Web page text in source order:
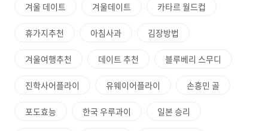
겨울 데이트 겨울데이트 카타르 월드컵
휴가지추천 아침사과 김장방법
겨울여행추천 데이트 추천 블루베리 스무디
진학사어플라이 유웨이어플라이 손흥민 골
포도효능 한국 우루과이 일본 승리